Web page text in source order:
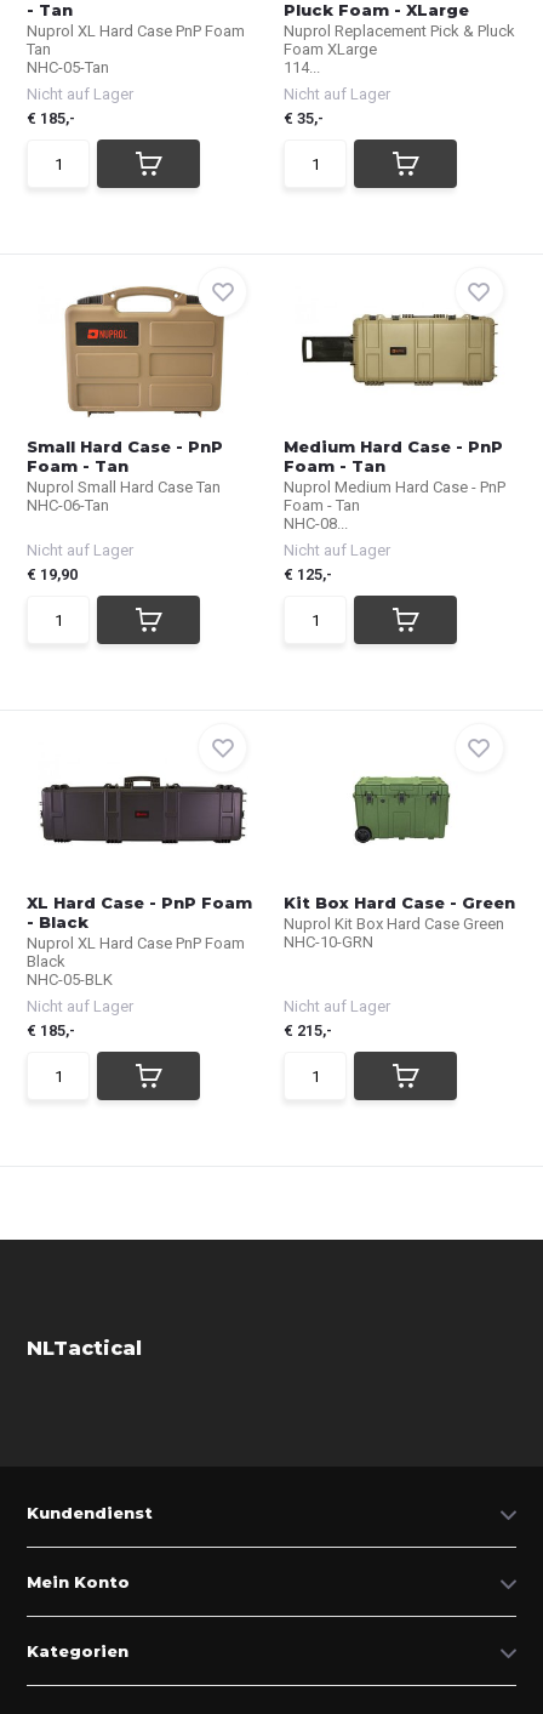
- Tan
Nuprol XL Hard Case PnP Foam
Tan
NHC-05-Tan
Nicht auf Lager
€ 185,-
Pluck Foam - XLarge
Nuprol Replacement Pick & Pluck
Foam XLarge
114...
Nicht auf Lager
€ 35,-
Small Hard Case - PnP
Foam - Tan
Nuprol Small Hard Case Tan
NHC-06-Tan
Nicht auf Lager
€ 19,90
Medium Hard Case - PnP
Foam - Tan
Nuprol Medium Hard Case - PnP
Foam - Tan
NHC-08...
Nicht auf Lager
€ 125,-
XL Hard Case - PnP Foam
- Black
Nuprol XL Hard Case PnP Foam
Black
NHC-05-BLK
Nicht auf Lager
€ 185,-
Kit Box Hard Case - Green
Nuprol Kit Box Hard Case Green
NHC-10-GRN
Nicht auf Lager
€ 215,-
NLTactical
Kundendienst
Mein Konto
Kategorien